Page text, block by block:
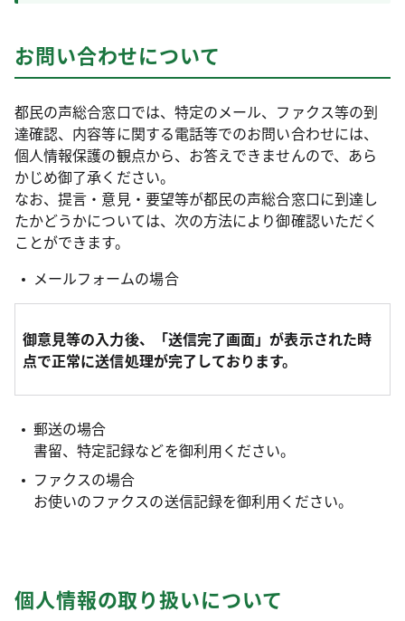
お問い合わせについて
都民の声総合窓口では、特定のメール、ファクス等の到
達確認、内容等に関する電話等でのお問い合わせには、
個人情報保護の観点から、お答えできませんので、あら
かじめ御了承ください。
なお、提言・意見・要望等が都民の声総合窓口に到達し
たかどうかについては、次の方法により御確認いただく
ことができます。
メールフォームの場合
御意見等の入力後、「送信完了画面」が表示された時
点で正常に送信処理が完了しております。
郵送の場合
書留、特定記録などを御利用ください。
ファクスの場合
お使いのファクスの送信記録を御利用ください。
個人情報の取り扱いについて